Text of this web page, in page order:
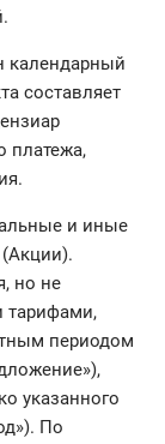
календарный
составляет
платежа,
и иные
но не
тарифами,
периодом
указанного
По